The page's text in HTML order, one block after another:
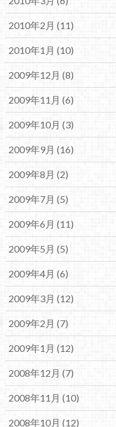
2010年2月 (11)
2010年1月 (10)
2009年12月 (8)
2009年11月 (6)
2009年10月 (3)
2009年9月 (16)
2009年8月 (2)
2009年7月 (5)
2009年6月 (11)
2009年5月 (5)
2009年4月 (6)
2009年3月 (12)
2009年2月 (7)
2009年1月 (12)
2008年12月 (7)
2008年11月 (10)
2008年10月 (12)